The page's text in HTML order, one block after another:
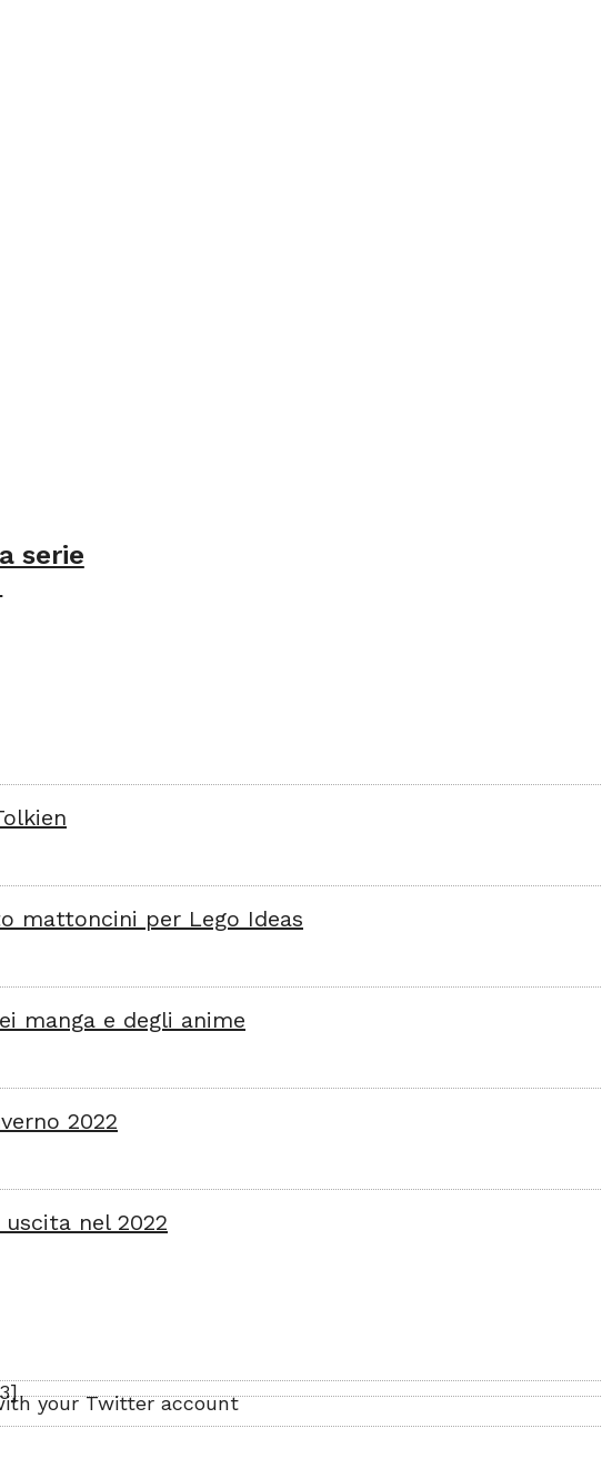
serie
mattoncini per Lego Ideas
manga e degli anime
2022
nel 2022
your Twitter account